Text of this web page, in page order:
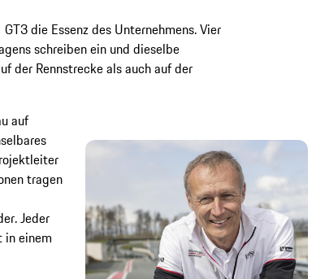
die Essenz des Unternehmens. Vier
schreiben ein und dieselbe
der Rennstrecke als auch auf der
auf
tragen
Jeder
in einem